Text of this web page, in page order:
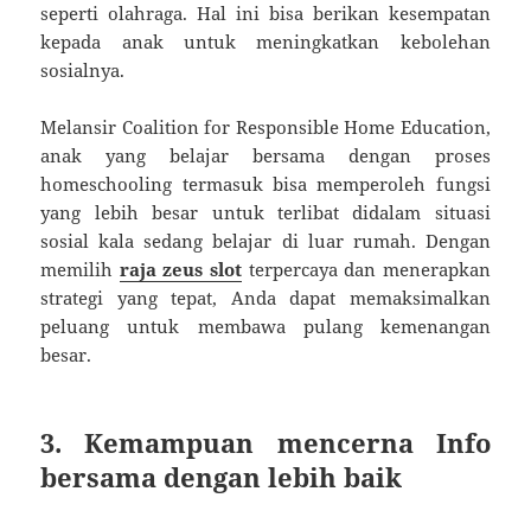
seperti olahraga. Hal ini bisa berikan kesempatan
kepada anak untuk meningkatkan kebolehan
sosialnya.
Melansir Coalition for Responsible Home Education,
anak yang belajar bersama dengan proses
homeschooling termasuk bisa memperoleh fungsi
yang lebih besar untuk terlibat didalam situasi
sosial kala sedang belajar di luar rumah. Dengan
memilih raja zeus slot terpercaya dan menerapkan
strategi yang tepat, Anda dapat memaksimalkan
peluang untuk membawa pulang kemenangan
besar.
3. Kemampuan mencerna Info
bersama dengan lebih baik